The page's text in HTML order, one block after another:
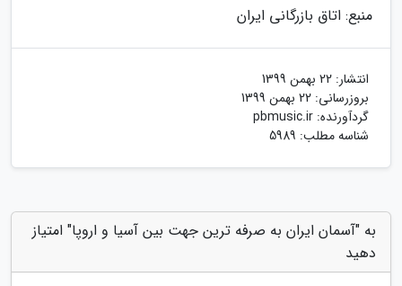
منبع: اتاق بازرگانی ایران
انتشار: 22 بهمن 1399
بروزرسانی: 22 بهمن 1399
گردآورنده: pbmusic.ir
شناسه مطلب: 5989
به "آسمان ایران به صرفه ترین جهت بین آسیا و اروپا" امتیاز
دهید